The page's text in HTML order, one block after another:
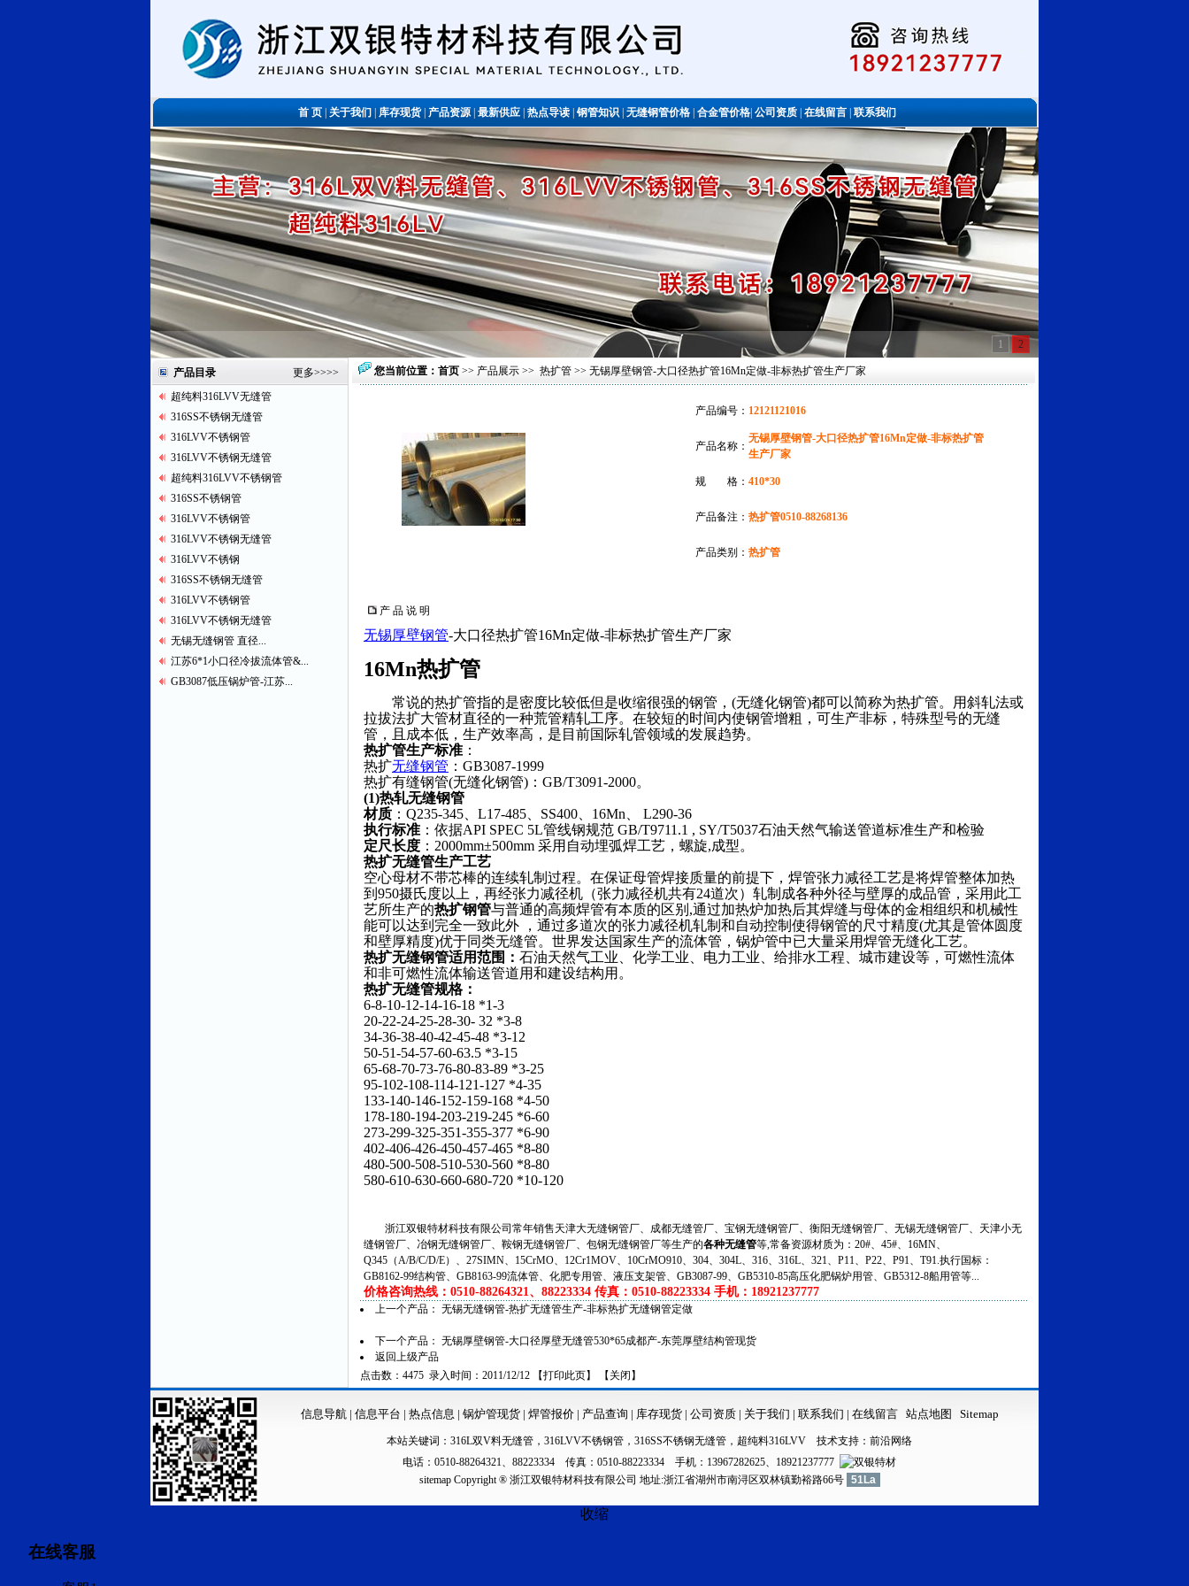
首 页关于我们库存现货|产品资源|最新供应|热点导读钢管知识无缝钢管价格合金管价格公司资质在线留言|联系我们
不锈钢管 1 2
产品目录 更多>>>>
超纯料316LVV无缝管
316SS不锈钢无缝管
316LVV不锈钢管
316LVV不锈钢无缝管
超纯料316LVV不锈钢管
316SS不锈钢管
316LVV不锈钢管
316LVV不锈钢无缝管
316LVV不锈钢
316SS不锈钢无缝管
316LVV不锈钢管
316LVV不锈钢无缝管
无锡无缝钢管 直径...
江苏6*1小口径冷拔流体管&...
GB3087低压锅炉管-江苏...
您当前位置： 首页 >> 产品展示 >> 热扩管 >> 无锡厚壁钢管-大口径热扩管16Mn定做-非标热扩管生产厂家
产品编号： 12121121016
产品名称：
无锡厚壁钢管-大口径热扩管16Mn定做-非标热扩管
生产厂家
规 格： 410*30
产品备注： 热扩管0510-88268136
产品类别： 热扩管
产 品 说 明
无锡厚壁钢管-大口径热扩管16Mn定做-非标热扩管生产厂家
16Mn热扩管
常说的热扩管指的是密度比较低但是收缩很强的钢管，(无缝化钢管)都可以简称为热扩管。用斜轧法或
拉拔法扩大管材直径的一种荒管精轧工序。在较短的时间内使钢管增粗，可生产非标，特殊型号的无缝
管，且成本低，生产效率高，是目前国际轧管领域的发展趋势。
热扩管生产标准 ：
热扩无缝钢管 ：GB3087-1999
热扩有缝钢管(无缝化钢管)：GB/T3091-2000。
(1)热轧无缝钢管
材质 ：Q235-345、L17-485、SS400、16Mn、 L290-36
执行标准 ：依据API SPEC 5L管线钢规范 GB/T9711.1 , SY/T5037石油天然气输送管道标准生产和检验
定尺长度 ：2000mm±500mm 采用自动埋弧焊工艺，螺旋,成型。
热扩无缝管生产工艺
空心母材不带芯棒的连续轧制过程。在保证母管焊接质量的前提下，焊管张力减径工艺是将焊管整体加热
到950摄氏度以上，再经张力减径机（张力减径机共有24道次）轧制成各种外径与壁厚的成品管，采用此工
艺所生产的热扩钢管与普通的高频焊管有本质的区别,通过加热炉加热后其焊缝与母体的金相组织和机械性
能可以达到完全一致此外 ，通过多道次的张力减径机轧制和自动控制使得钢管的尺寸精度(尤其是管体圆度
和壁厚精度)优于同类无缝管。世界发达国家生产的流体管，锅炉管中已大量采用焊管无缝化工艺。
热扩无缝钢管适用范围 ： 石油天然气工业、化学工业、电力工业、给排水工程、城市建设等，可燃性流体
和非可燃性流体输送管道用和建设结构用。
热扩无缝管规格：
6-8-10-12-14-16-18 *1-3
20-22-24-25-28-30- 32 *3-8
34-36-38-40-42-45-48 *3-12
50-51-54-57-60-63.5 *3-15
65-68-70-73-76-80-83-89 *3-25
95-102-108-114-121-127 *4-35
133-140-146-152-159-168 *4-50
178-180-194-203-219-245 *6-60
273-299-325-351-355-377 *6-90
402-406-426-450-457-465 *8-80
480-500-508-510-530-560 *8-80
580-610-630-660-680-720 *10-120
浙江双银特材科技有限公司常年销售天津大无缝钢管厂、成都无缝管厂、宝钢无缝钢管厂、衡阳无缝钢管厂、无锡无缝钢管厂、天津小无
缝钢管厂、冶钢无缝钢管厂、鞍钢无缝钢管厂、包钢无缝钢管厂等生产的各种无缝管等,常备资源材质为：20#、45#、16MN、
Q345（A/B/C/D/E）、27SIMN、15CrMO、12Cr1MOV、10CrMO910、304、304L、316、316L、321、P11、P22、P91、T91.执行国标：
GB8162-99结构管、GB8163-99流体管、化肥专用管、液压支架管、GB3087-99、GB5310-85高压化肥锅炉用管、GB5312-8船用管等...
价格咨询热线：0510-88264321、88223334 传真：0510-88223334 手机：18921237777
上一个产品： 无锡无缝钢管-热扩无缝管生产-非标热扩无缝钢管定做
下一个产品： 无锡厚壁钢管-大口径厚壁无缝管530*65成都产-东莞厚壁结构管现货
返回上级产品
点击数：4475 录入时间：2011/12/12 【打印此页】 【 关闭 】
信息导航| 信息平台 | 热点信息 | 锅炉管现货 | 焊管报价| 产品查询 | 库存现货 | 公司资质 | 关于我们 | 联系我们 | 在线留言 站点地图 Sitemap
本站关键词： 316L双V料无缝管 ， 316LVV不锈钢管 ， 316SS不锈钢无缝管 ， 超纯料316LVV 技术支持： 前沿网络
电话：0510-88264321、88223334 传真：0510-88223334 手机：13967282625、18921237777
sitemapCopyright ® 浙江双银特材科技有限公司 地址:浙江省湖州市南浔区双林镇勤裕路66号 51La
收缩
在线客服